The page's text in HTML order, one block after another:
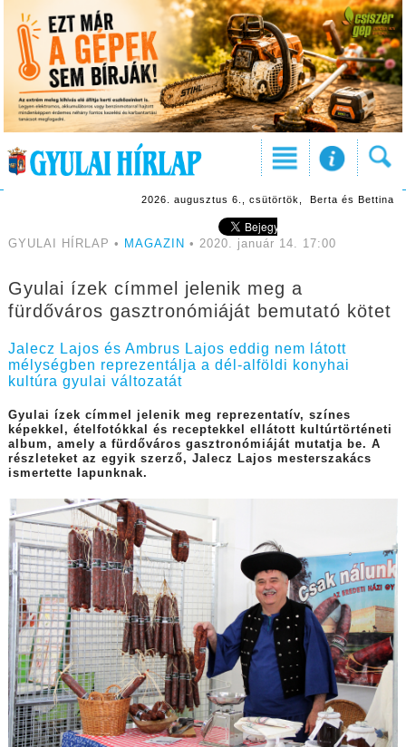
2026. augusztus 6., csütörtök, Berta és Bettina
GYULAI HÍRLAP • MAGAZIN • 2020. január 14. 17:00
Gyulai ízek címmel jelenik meg a
fürdőváros gasztronómiáját bemutató kötet
Jalecz Lajos és Ambrus Lajos eddig nem látott
mélységben reprezentálja a dél-alföldi konyhai
kultúra gyulai változatát
Gyulai ízek címmel jelenik meg reprezentatív, színes
képekkel, ételfotókkal és receptekkel ellátott kultúrtörténeti
album, amely a fürdőváros gasztronómiáját mutatja be. A
részleteket az egyik szerző, Jalecz Lajos mesterszakács
ismertette lapunknak.